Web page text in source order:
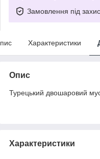
Замовлення під
Характеристики
Опис
Турецький двошаровий
Характеристики